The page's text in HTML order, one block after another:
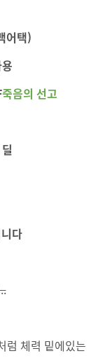
어택)
죽음의 선고
다
럼 체력 밑에있는